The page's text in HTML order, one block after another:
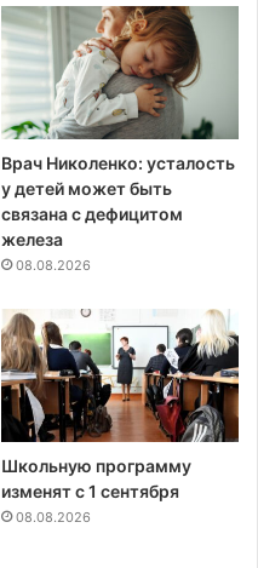
Врач Николенко: усталость
у детей может быть
связана с дефицитом
железа
08.08.2026
Школьную программу
изменят с 1 сентября
08.08.2026